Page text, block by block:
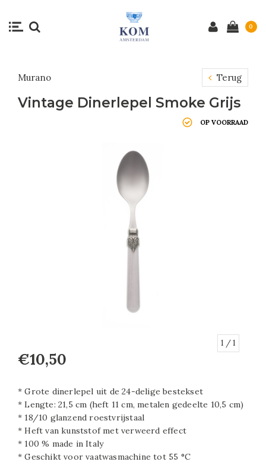
0
Murano Terug
Vintage Dinerlepel Smoke Grijs
OP VOORRAAD
1 / 1
€10,50
* Grote dinerlepel uit de 24-delige bestekset
* Lengte: 21,5 cm (heft 11 cm, metalen gedeelte 10,5 cm)
* 18/10 glanzend roestvrijstaal
* Heft van kunststof met verweerd effect
* 100 % made in Italy
* Geschikt voor vaatwasmachine tot 55 °C